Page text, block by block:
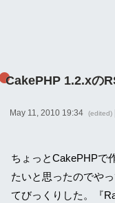
CakePHP 1.2.xの
May 11, 2010 19:34 (edited)
ちょっとCakePHPで
たいと思ったのでや
てびっくりした。『